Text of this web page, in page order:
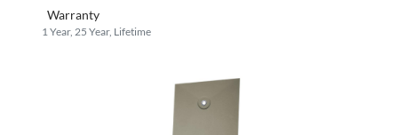
Warranty
1 Year, 25 Year, Lifetime